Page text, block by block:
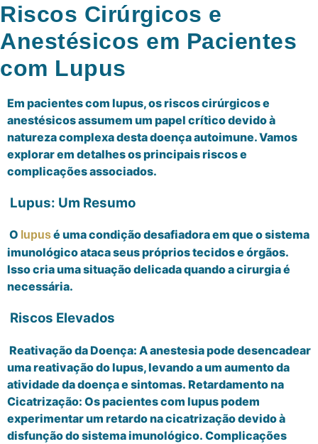
Riscos Cirúrgicos e
Anestésicos em Pacientes
com Lupus
Em pacientes com lupus, os riscos cirúrgicos e
anestésicos assumem um papel crítico devido à
natureza complexa desta doença autoimune. Vamos
explorar em detalhes os principais riscos e
complicações associados.
Lupus: Um Resumo
O lupusé uma condição desafiadora em que o sistema
imunológico ataca seus próprios tecidos e órgãos.
Isso cria uma situação delicada quando a cirurgia é
necessária.
Riscos Elevados
Reativação da Doença: A anestesia pode desencadear
uma reativação do lupus, levando a um aumento da
atividade da doença e sintomas. Retardamento na
Cicatrização: Os pacientes com lupus podem
experimentar um retardo na cicatrização devido à
disfunção do sistema imunológico. Complicações